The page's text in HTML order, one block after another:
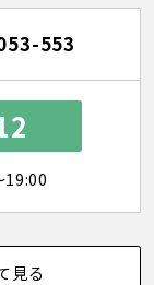
553
19:00
見る